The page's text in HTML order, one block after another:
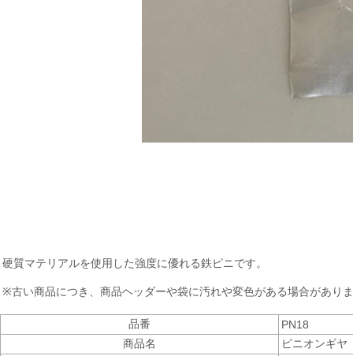
硬質マテリアルを使用した強度に優れる鉄ピニです。
※古い商品につき、商品ヘッダーや袋に汚れや変色がある場合があり
品番
PN18
商品名
ピニオンギ